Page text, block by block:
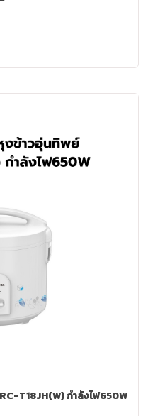
T18JH(W) กำลังไฟ650W